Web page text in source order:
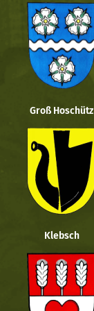
Groß Hoschütz
Klebsch